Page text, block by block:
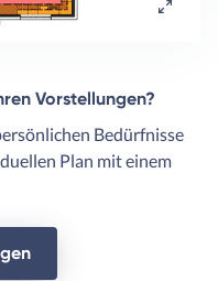
Vorstellungen?
Bedürfnisse
Plan mit einem